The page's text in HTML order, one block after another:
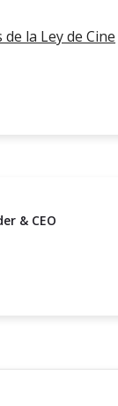
la Ley de Cine
& CEO